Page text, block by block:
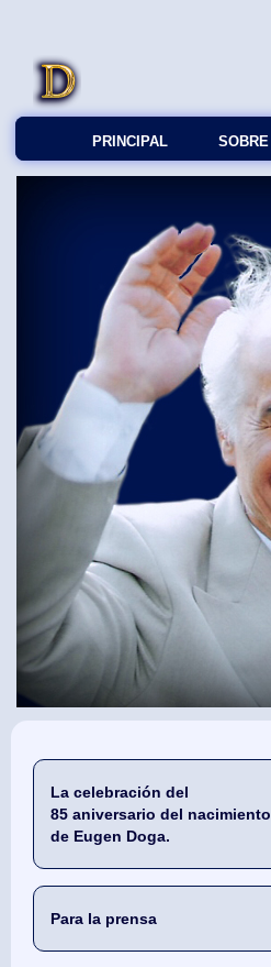
PRINCIPAL SOBRE
La celebración del
85 aniversario del nacimiento
de Eugen Doga.
Para la prensa